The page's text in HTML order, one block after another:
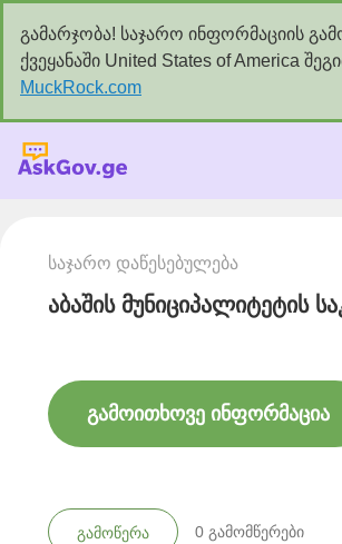
გამარჯობა! საჯარო ინფორმაციის
ქვეყანაში United States of America
MuckRock.com
საჯარო დაწესებულება
აბაშის მუნიციპალიტეტის
გამოითხოვე ინფორმაცია
გამოწერა 0 გამომწერები